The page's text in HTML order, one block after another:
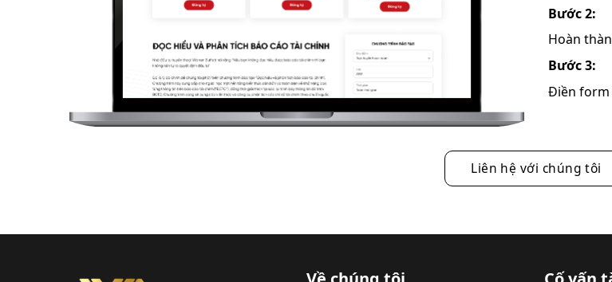
Bước 2:
Hoàn
Bước 3:
Điền form
Liên hệ với chúng tôi